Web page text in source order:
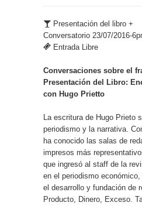
Presentación del libro +
Conversatorio 23/07/2016-
Entrada Libre
Conversaciones sobre el
Presentación del Libro:
con Hugo Prietto
La escritura de Hugo Prieto
periodismo y la narrativa.
ha conocido las salas de
impresos más
que ingresó al staff de la
en el periodismo
el desarrollo y fundación de
Producto, Dinero, Exceso.